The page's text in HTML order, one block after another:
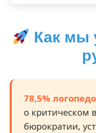
Как мы
78,5%
о критическом
бюрократии,